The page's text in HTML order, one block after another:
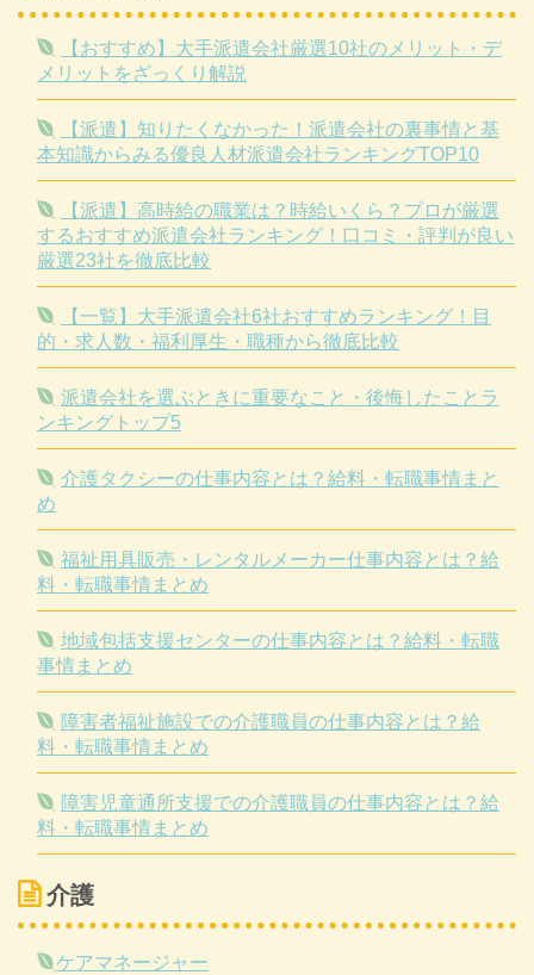
【おすすめ】大手派遣会社厳選10社のメリット・デ
メリットをざっくり解説
【派遣】知りたくなかった！派遣会社の裏事情と基
本知識からみる優良人材派遣会社ランキングTOP10
【派遣】高時給の職業は？時給いくら？プロが厳選
するおすすめ派遣会社ランキング！口コミ・評判が良い
厳選23社を徹底比較
【一覧】大手派遣会社6社おすすめランキング！目
的・求人数・福利厚生・職種から徹底比較
派遣会社を選ぶときに重要なこと・後悔したことラ
ンキングトップ5
介護タクシーの仕事内容とは？給料・転職事情まと
め
福祉用具販売・レンタルメーカー仕事内容とは？給
料・転職事情まとめ
地域包括支援センターの仕事内容とは？給料・転職
事情まとめ
障害者福祉施設での介護職員の仕事内容とは？給
料・転職事情まとめ
障害児童通所支援での介護職員の仕事内容とは？給
料・転職事情まとめ
介護
ケアマネージャー